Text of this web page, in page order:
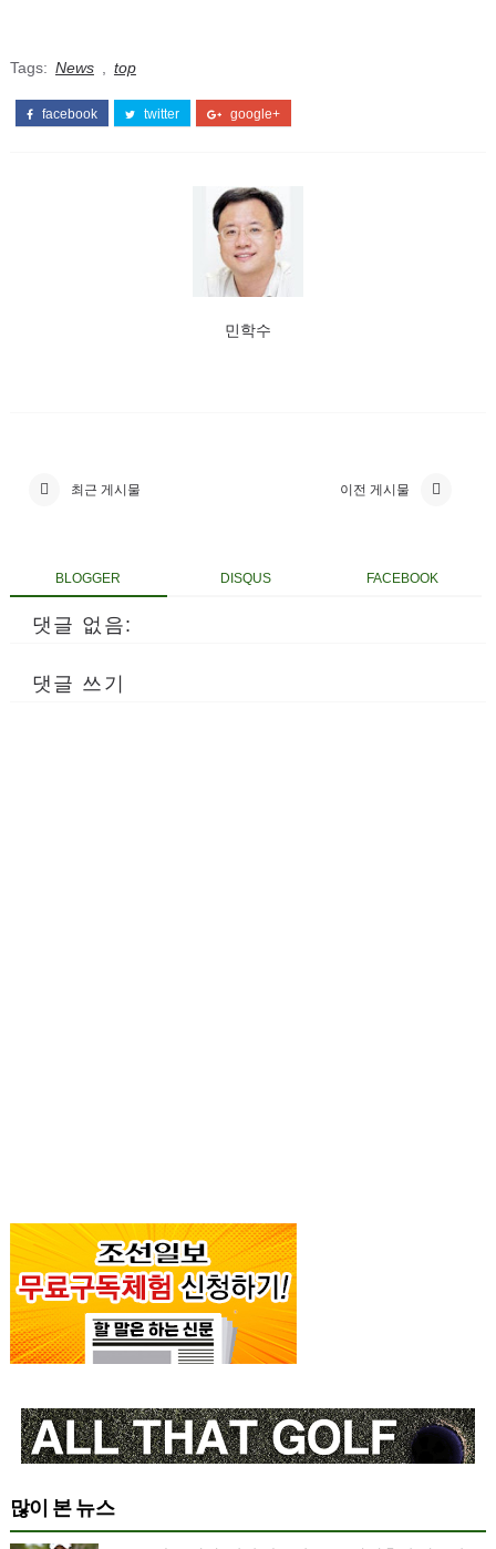
Tags: News top
facebook twitter google+
민학수
최근 게시물 이전 게시물
BLOGGER DISQUS FACEBOOK
댓글 없음:
댓글 쓰기
많이 본 뉴스